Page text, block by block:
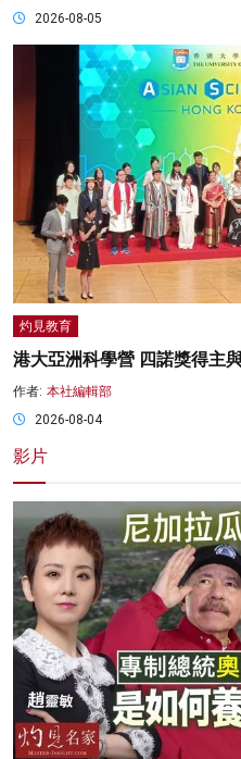
2026-08-05
灼見教育
港大亞洲科學營 四諾獎得主
作者: 本社編輯部
2026-08-04
影片